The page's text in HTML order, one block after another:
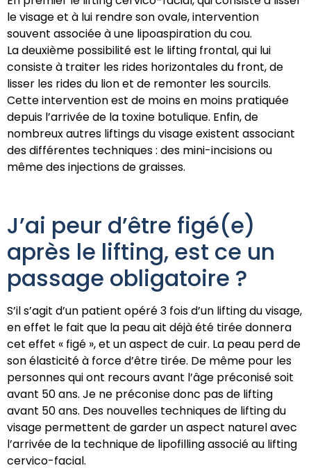
le visage et à lui rendre son ovale, intervention
souvent associée à une lipoaspiration du cou.
La deuxième possibilité est le lifting frontal, qui lui
consiste à traiter les rides horizontales du front, de
lisser les rides du lion et de remonter les sourcils.
Cette intervention est de moins en moins pratiquée
depuis l’arrivée de la toxine botulique. Enfin, de
nombreux autres liftings du visage existent associant
des différentes techniques : des mini-incisions ou
même des injections de graisses.
J’ai peur d’être figé(e)
après le lifting, est ce un
passage obligatoire ?
S’il s’agit d’un patient opéré 3 fois d’un lifting du visage,
en effet le fait que la peau ait déjà été tirée donnera
cet effet « figé », et un aspect de cuir. La peau perd de
son élasticité à force d’être tirée. De même pour les
personnes qui ont recours avant l’âge préconisé soit
avant 50 ans. Je ne préconise donc pas de lifting
avant 50 ans. Des nouvelles techniques de lifting du
visage permettent de garder un aspect naturel avec
l’arrivée de la technique de lipofilling associé au lifting
cervico-facial.